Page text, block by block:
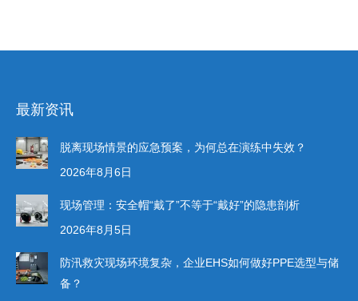
最新资讯
脱离现场情景的应急预案，为何总在演练中失效？
2026年8月6日
现场管理：安全帽“戴了”不等于“戴好”的隐患剖析
2026年8月5日
防汛救灾现场环境复杂，企业EHS如何做好PPE选型与储
备？